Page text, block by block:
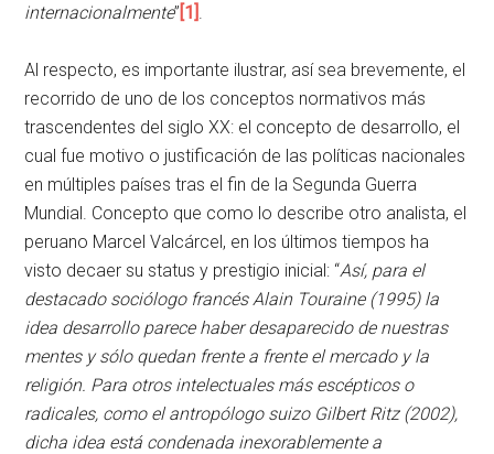
internacionalmente” [1]
Al respecto, es importante ilustrar, así sea brevemente, el
recorrido de uno de los conceptos normativos más
trascendentes del siglo XX: el concepto de desarrollo, el
cual fue motivo o justificación de las políticas nacionales
en múltiples países tras el fin de la Segunda Guerra
Mundial. Concepto que como lo describe otro analista, el
peruano Marcel Valcárcel, en los últimos tiempos ha
visto decaer su status y prestigio inicial: “Así, para el
destacado sociólogo francés Alain Touraine (1995) la
idea desarrollo parece haber desaparecido de nuestras
mentes y sólo quedan frente a frente el mercado y la
religión. Para otros intelectuales más escépticos o
radicales, como el antropólogo suizo Gilbert Ritz (2002),
dicha idea está condenada inexorablemente a